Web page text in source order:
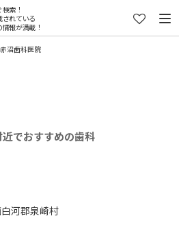
索！
されている
報が満載！
赤沼歯科医院
でおすすめの歯科
河郡泉崎村